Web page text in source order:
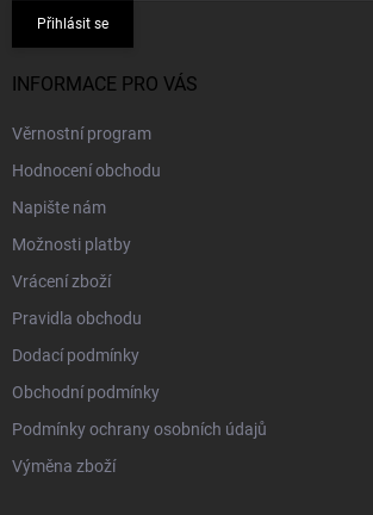
Přihlásit se
INFORMACE PRO VÁS
Věrnostní program
Hodnocení obchodu
Napište nám
Možnosti platby
Vrácení zboží
Pravidla obchodu
Dodací podmínky
Obchodní podmínky
Podmínky ochrany osobních údajů
Výměna zboží